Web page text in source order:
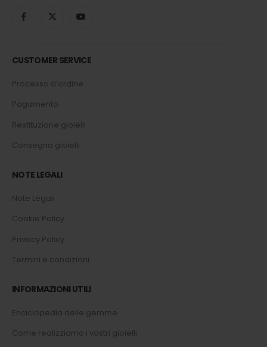
CUSTOMER SERVICE
Processo d’ordine
Pagamento
Restituzione gioielli
Consegna gioielli
NOTE LEGALI
Note Legali
Cookie Policy
Privacy Policy
Termini e condizioni
INFORMAZIONI UTILI
Enciclopedia delle gemme
Come realizziamo i vostri gioielli